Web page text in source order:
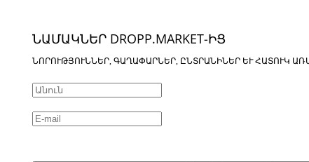
ՆԱՄԱԿՆԵՐ DROPP.MARKET-ԻՑ
ՆՈՐՈՒԹՅՈՒՆՆԵՐ, ԳԱՂԱՓԱՐՆԵՐ, ԸՆՏՐԱՆԻՆԵՐ ԵՒ ՀԱՏՈՒԿ